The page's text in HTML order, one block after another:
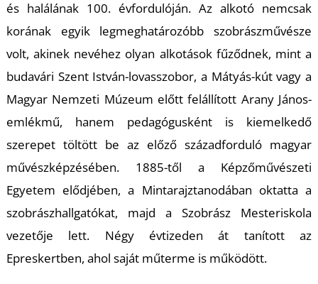
és halálának 100. évfordulóján. Az alkotó nemcsak
korának egyik legmeghatározóbb szobrászművésze
volt, akinek nevéhez olyan alkotások fűződnek, mint a
budavári Szent István-lovasszobor, a Mátyás-kút vagy a
Magyar Nemzeti Múzeum előtt felállított Arany János-
emlékmű, hanem pedagógusként is kiemelkedő
szerepet töltött be az előző századforduló magyar
művészképzésében. 1885-től a Képzőművészeti
Egyetem elődjében, a Mintarajztanodában oktatta a
szobrászhallgatókat, majd a Szobrász Mesteriskola
vezetője lett. Négy évtizeden át tanított az
Epreskertben, ahol saját műterme is működött.